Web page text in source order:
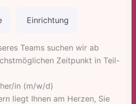
Einrichtung
Teams suchen wir ab
Zeitpunkt in Teil-
in (m/w/d)
liegt Ihnen am Herzen, Sie